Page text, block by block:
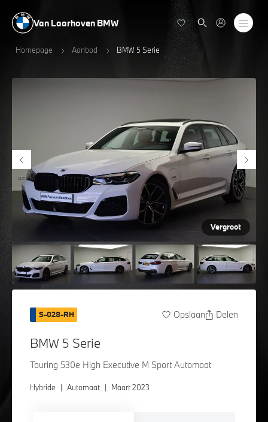
Van Laarhoven BMW
Homepage Aanbod BMW 5 Serie
Vergroot
S-028-RH Opslaan Delen
BMW 5 Serie
Touring 530e High Executive M Sport Automaat
Hybride | Automaat | Maart 2023